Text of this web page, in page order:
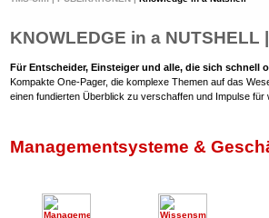
KNOWLEDGE in a NUTSHELL
Für Entscheider, Einsteiger und alle, die sich schnell
Kompakte One-Pager, die komplexe Themen auf das
einen fundierten Überblick zu verschaffen und Impulse
Managementsysteme &